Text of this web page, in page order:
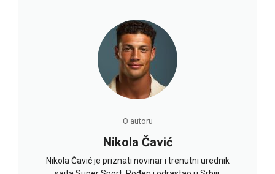
O autoru
Nikola Čavić
Nikola Čavić je priznati novinar i trenutni urednik